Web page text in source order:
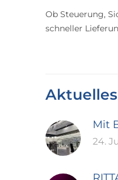
Ob Steuerung,
schneller
Aktuelles
Mit
24.